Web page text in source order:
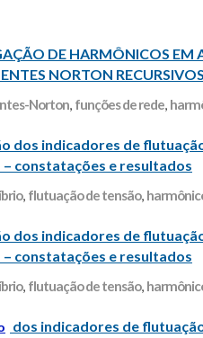
DE HARMÔNICOS EM
NORTON RECURSIVOS
Norton, funções de rede,
dos indicadores de
– constatações e resultados
, flutuação de tensão,
dos indicadores de
– constatações e resultados
, flutuação de tensão,
dos indicadores de